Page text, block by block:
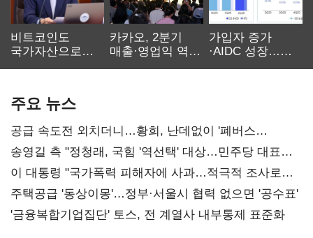
비트코인도
국가자산으로…'
카카오, 2분기
매출·영업익 역대
가입자 증가
·AIDC 성장…
주요 뉴스
공급 속도전 외치더니…황희, 난데없이 '폐버스
리모델링' 제안
송영길 측 "정청래, 국힘 '역선택' 대상…민주당 대표로
총선 지휘 못해"
이 대통령 "국가폭력 피해자에 사과…적극적 조사로
진실 밝혀야"
주택공급 '동상이몽'…정부·서울시 협력 없으면 '공수표'
'금융복합기업집단' 토스, 전 계열사 내부통제 표준화